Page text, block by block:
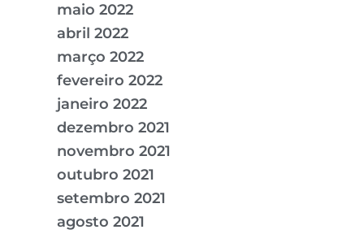
maio 2022
abril 2022
março 2022
fevereiro 2022
janeiro 2022
dezembro 2021
novembro 2021
outubro 2021
setembro 2021
agosto 2021